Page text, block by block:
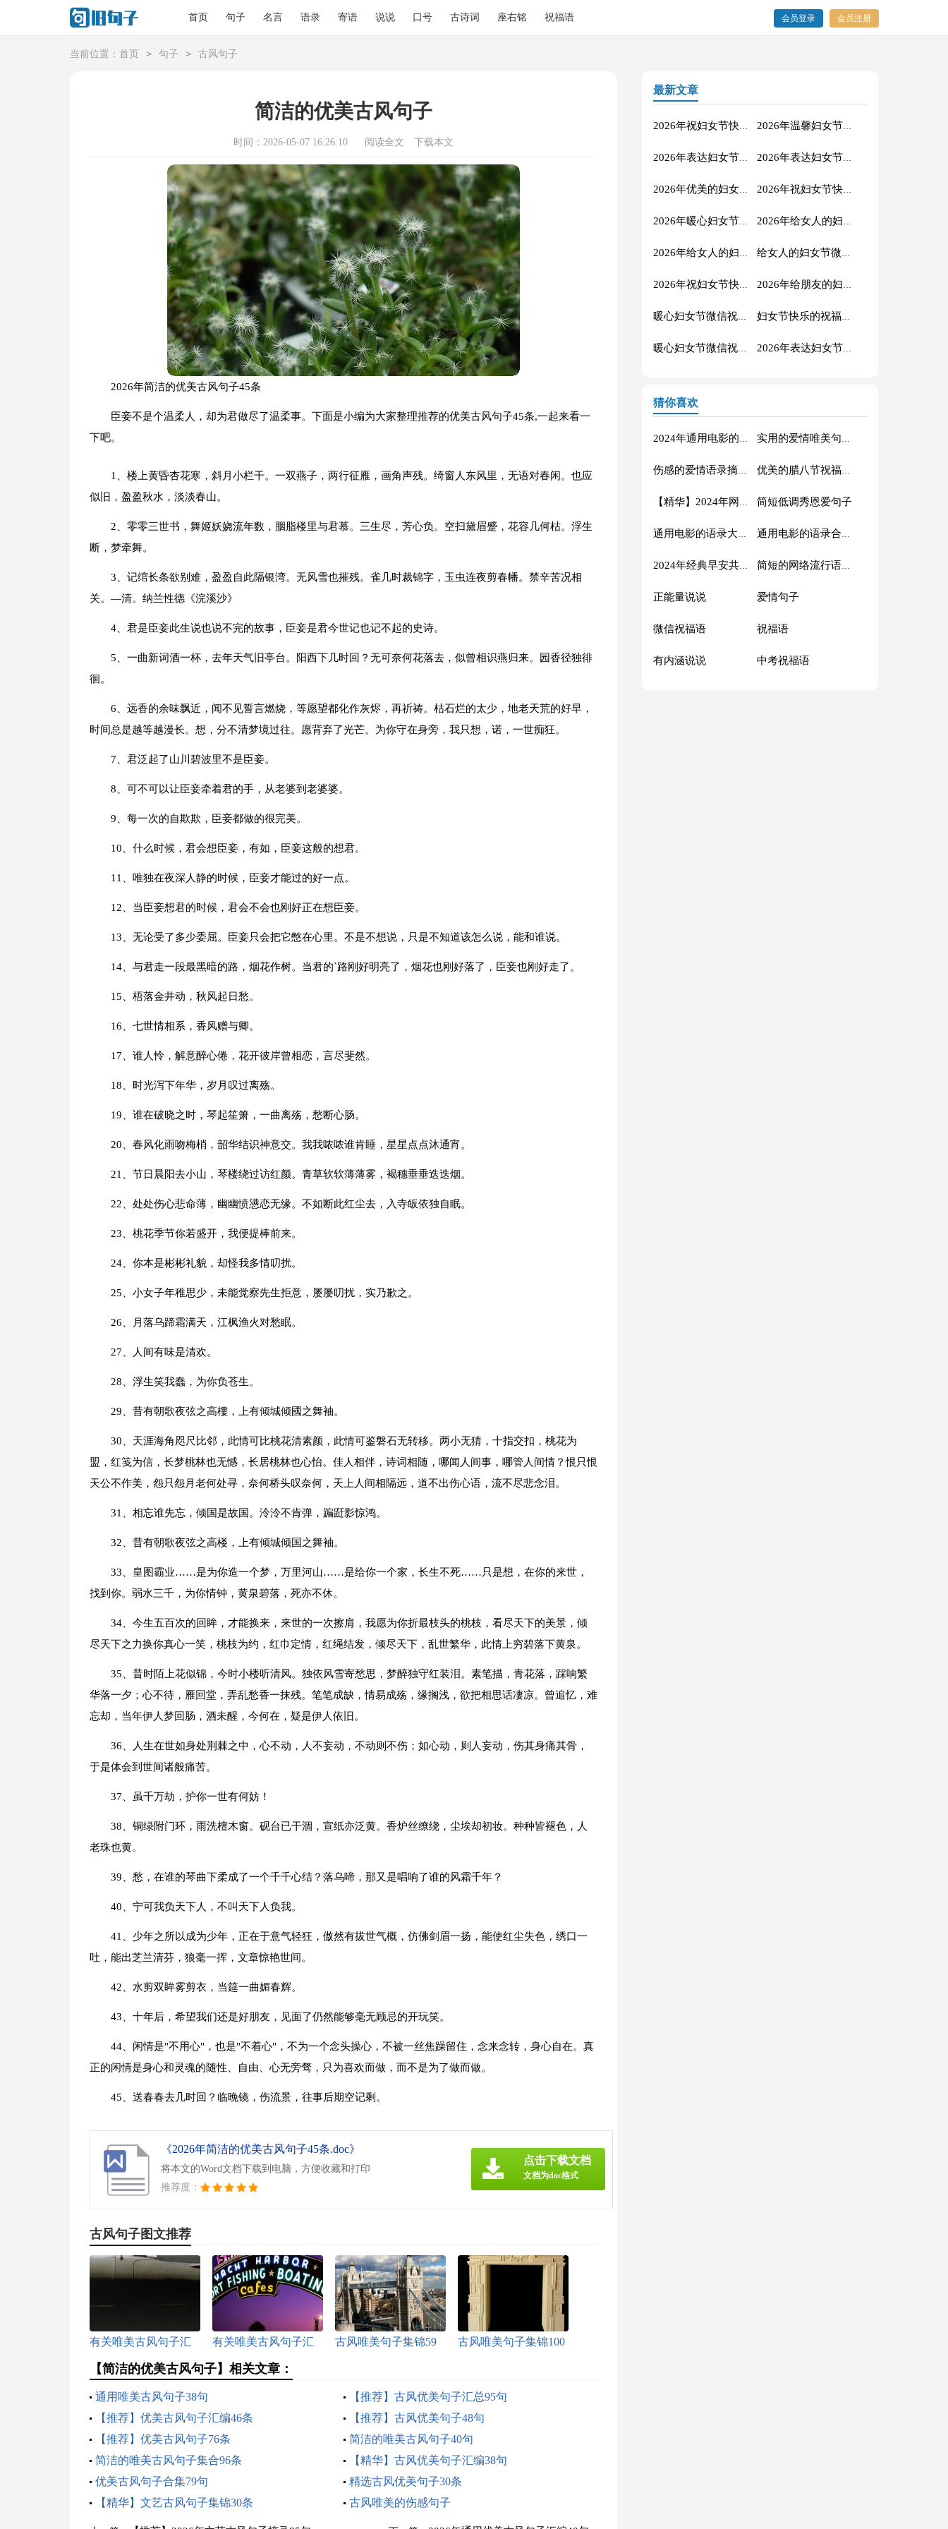
首页 句子 名言 语录 寄语 说说 口号 古诗词 座右铭 祝福语 会员登录 会员注册
当前位置： 首页 > 句子 > 古风句子
简洁的优美古风句子
时间：2026-05-07 16:26:10 阅读全文 下载本文
2026年简洁的优美古风句子45条
臣妾不是个温柔人，却为君做尽了温柔事。下面是小编为大家整理推荐的优美古风句子45条,一起来看一
下吧。
1、楼上黄昏杏花寒，斜月小栏干。一双燕子，两行征雁，画角声残。绮窗人东风里，无语对春闲。也应
似旧，盈盈秋水，淡淡春山。
2、零零三世书，舞姬妖娆流年数，胭脂楼里与君慕。三生尽，芳心负。空扫黛眉蹙，花容几何枯。浮生
断，梦牵舞。
3、记绾长条欲别难，盈盈自此隔银湾。无风雪也摧残。雀几时裁锦字，玉虫连夜剪春幡。禁辛苦况相
关。—清。纳兰性德《浣溪沙》
4、君是臣妾此生说也说不完的故事，臣妾是君今世记也记不起的史诗。
5、一曲新词酒一杯，去年天气旧亭台。阳西下几时回？无可奈何花落去，似曾相识燕归来。园香径独徘
徊。
6、远香的余味飘近，闻不见誓言燃烧，等愿望都化作灰烬，再祈祷。枯石烂的太少，地老天荒的好早，
时间总是越等越漫长。想，分不清梦境过往。愿背弃了光芒。为你守在身旁，我只想，诺，一世痴狂。
7、君泛起了山川碧波里不是臣妾。
8、可不可以让臣妾牵着君的手，从老婆到老婆婆。
9、每一次的自欺欺，臣妾都做的很完美。
10、什么时候，君会想臣妾，有如，臣妾这般的想君。
11、唯独在夜深人静的时候，臣妾才能过的好一点。
12、当臣妾想君的时候，君会不会也刚好正在想臣妾。
13、无论受了多少委屈。臣妾只会把它憋在心里。不是不想说，只是不知道该怎么说，能和谁说。
14、与君走一段最黑暗的路，烟花作树。当君的`路刚好明亮了，烟花也刚好落了，臣妾也刚好走了。
15、梧落金井动，秋风起日愁。
16、七世情相系，香风赠与卿。
17、谁人怜，解意醉心倦，花开彼岸曾相恋，言尽斐然。
18、时光泻下年华，岁月叹过离殇。
19、谁在破晓之时，琴起笙箫，一曲离殇，愁断心肠。
20、春风化雨吻梅梢，韶华结识神意交。我我哝哝谁肯睡，星星点点沐通宵。
21、节日晨阳去小山，琴楼绕过访红颜。青草软软薄薄雾，褐穗垂垂迭迭烟。
22、处处伤心悲命薄，幽幽愤懑恋无缘。不如断此红尘去，入寺皈依独自眠。
23、桃花季节你若盛开，我便提棒前来。
24、你本是彬彬礼貌，却怪我多情叨扰。
25、小女子年稚思少，未能觉察先生拒意，屡屡叨扰，实乃歉之。
26、月落乌蹄霜满天，江枫渔火对愁眠。
27、人间有味是清欢。
28、浮生笑我蠢，为你负苍生。
29、昔有朝歌夜弦之高樓，上有倾城倾國之舞袖。
30、天涯海角咫尺比邻，此情可比桃花清素颜，此情可鉴磐石无转移。两小无猜，十指交扣，桃花为
盟，红笺为信，长梦桃林也无憾，长居桃林也心怡。佳人相伴，诗词相随，哪闻人间事，哪管人间情？恨只恨
天公不作美，怨只怨月老何处寻，奈何桥头叹奈何，天上人间相隔远，道不出伤心语，流不尽悲念泪。
31、相忘谁先忘，倾国是故国。泠泠不肯弹，蹁跹影惊鸿。
32、昔有朝歌夜弦之高楼，上有倾城倾国之舞袖。
33、皇图霸业……是为你造一个梦，万里河山……是给你一个家，长生不死……只是想，在你的来世，
找到你。弱水三千，为你情钟，黄泉碧落，死亦不休。
34、今生五百次的回眸，才能换来，来世的一次擦肩，我愿为你折最枝头的桃枝，看尽天下的美景，倾
尽天下之力换你真心一笑，桃枝为约，红巾定情，红绳结发，倾尽天下，乱世繁华，此情上穷碧落下黄泉。
35、昔时陌上花似锦，今时小楼听清风。独依风雪寄愁思，梦醉独守红装泪。素笔描，青花落，踩响繁
华落一夕；心不待，雁回堂，弄乱愁香一抹残。笔笔成缺，情易成殇，缘搁浅，欲把相思话凄凉。曾追忆，难
忘却，当年伊人梦回肠，酒未醒，今何在，疑是伊人依旧。
36、人生在世如身处荆棘之中，心不动，人不妄动，不动则不伤；如心动，则人妄动，伤其身痛其骨，
于是体会到世间诸般痛苦。
37、虽千万劫，护你一世有何妨！
38、铜绿附门环，雨洗檀木窗。砚台已干涸，宣纸亦泛黄。香炉丝缭绕，尘埃却初妆。种种皆褪色，人
老珠也黄。
39、愁，在谁的琴曲下柔成了一个千千心结？落乌啼，那又是唱响了谁的风霜千年？
40、宁可我负天下人，不叫天下人负我。
41、少年之所以成为少年，正在于意气轻狂，傲然有拔世气概，仿佛剑眉一扬，能使红尘失色，绣口一
吐，能出芝兰清芬，狼毫一挥，文章惊艳世间。
42、水剪双眸雾剪衣，当筵一曲媚春辉。
43、十年后，希望我们还是好朋友，见面了仍然能够毫无顾忌的开玩笑。
44、闲情是"不用心"，也是"不着心"，不为一个念头操心，不被一丝焦躁留住，念来念转，身心自在。真
正的闲情是身心和灵魂的随性、自由、心无旁骛，只为喜欢而做，而不是为了做而做。
45、送春春去几时回？临晚镜，伤流景，往事后期空记剩。
《2026年简洁的优美古风句子45条.doc》
将本文的Word文档下载到电脑，方便收藏和打印
推荐度：
点击下载文档
文档为doc格式
古风句子图文推荐
有关唯美古风句子汇
编80条
有关唯美古风句子汇
编40条
古风唯美句子集锦59
古风唯美句子集锦100
【简洁的优美古风句子】相关文章：
通用唯美古风句子38句
【推荐】古风优美句子汇总95句
【推荐】优美古风句子汇编46条
【推荐】古风优美句子48句
【推荐】优美古风句子76条
简洁的唯美古风句子40句
简洁的唯美古风句子集合96条
【精华】古风优美句子汇编38句
优美古风句子合集79句
精选古风优美句子30条
【精华】文艺古风句子集锦30条
古风唯美的伤感句子
最新文章
猜你喜欢
2024年通用电影的语录摘录88条 实用的爱情唯美句子汇编56条
伤感的爱情语录摘录81条 优美的腊八节祝福语71条
【精华】2024年网络流行的语录摘录32句 简短低调秀恩爱句子
通用电影的语录大汇总88条 通用电影的语录合集70条
2024年经典早安共勉句子短信汇总41句 简短的网络流行语录摘录50句
正能量说说 爱情句子
微信祝福语 祝福语
有内涵说说 中考祝福语